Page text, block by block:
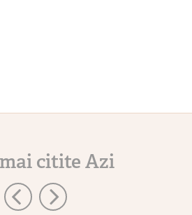
citite Azi